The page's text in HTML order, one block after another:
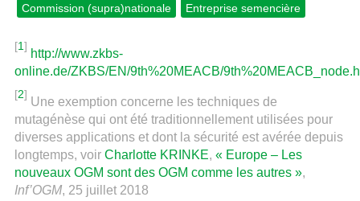
Commission (supra)nationale
Entreprise semencière
[1]
http://www.zkbs-
online.de/ZKBS/EN/9th%20MEACB/
[2]
Une exemption concerne les techniques de
mutagénèse qui ont été traditionnellement utilisées pour
diverses applications et dont la sécurité est avérée depuis
longtemps, voir Charlotte KRINKE, « Europe – Les
nouveaux OGM sont des OGM comme les autres »,
Inf’OGM, 25 juillet 2018